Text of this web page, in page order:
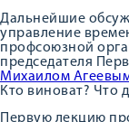
Дальнейшие
управление
профсоюзной
председателя
Михаилом
Кто виноват? Что
Первую лекцию